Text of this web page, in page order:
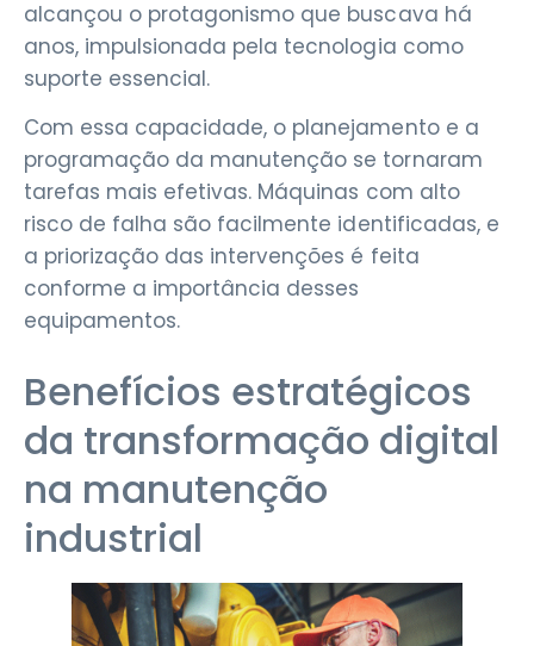
alcançou o protagonismo que buscava há
anos, impulsionada pela tecnologia como
suporte essencial.
Com essa capacidade, o planejamento e a
programação da manutenção se tornaram
tarefas mais efetivas. Máquinas com alto
risco de falha são facilmente identificadas, e
a priorização das intervenções é feita
conforme a importância desses
equipamentos.
Benefícios estratégicos
da transformação digital
na manutenção
industrial